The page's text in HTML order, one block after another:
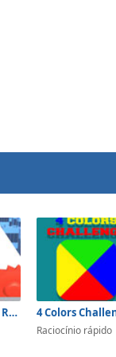
Hair Challenge Rush 4 Colors
Raciocínio rápido